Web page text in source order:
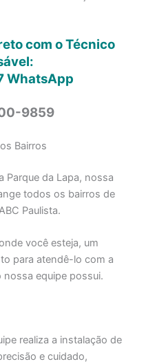
com o Técnico
WhatsApp
9859
Bairros
Parque da Lapa, nossa
todos os bairros de
Paulista.
você esteja, um
para atendê-lo com a
nossa equipe possui.
realiza a instalação de
e cuidado,